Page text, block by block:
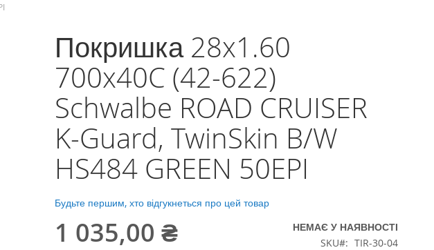
Покришка 28x1.60
700x40C (42-622)
Schwalbe ROAD CRUISER
K-Guard, TwinSkin B/W
HS484 GREEN 50EPI
Будьте першим, хто відгукнеться про цей товар
1 035,00 ₴
НЕМАЄ У НАЯВНОСТІ
SKU
TIR-30-04